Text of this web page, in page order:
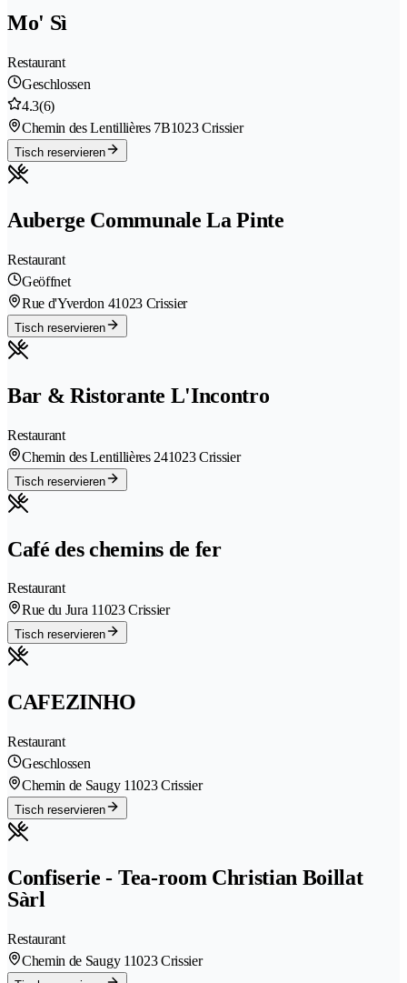
Mo' Sì
Restaurant
Geschlossen
4.3(6)
Chemin des Lentillières 7B1023 Crissier
Tisch reservieren
Auberge Communale La Pinte
Restaurant
Geöffnet
Rue d'Yverdon 41023 Crissier
Tisch reservieren
Bar & Ristorante L'Incontro
Restaurant
Chemin des Lentillières 241023 Crissier
Tisch reservieren
Café des chemins de fer
Restaurant
Rue du Jura 11023 Crissier
Tisch reservieren
CAFEZINHO
Restaurant
Geschlossen
Chemin de Saugy 11023 Crissier
Tisch reservieren
Confiserie - Tea-room Christian Boillat
Sàrl
Restaurant
Chemin de Saugy 11023 Crissier